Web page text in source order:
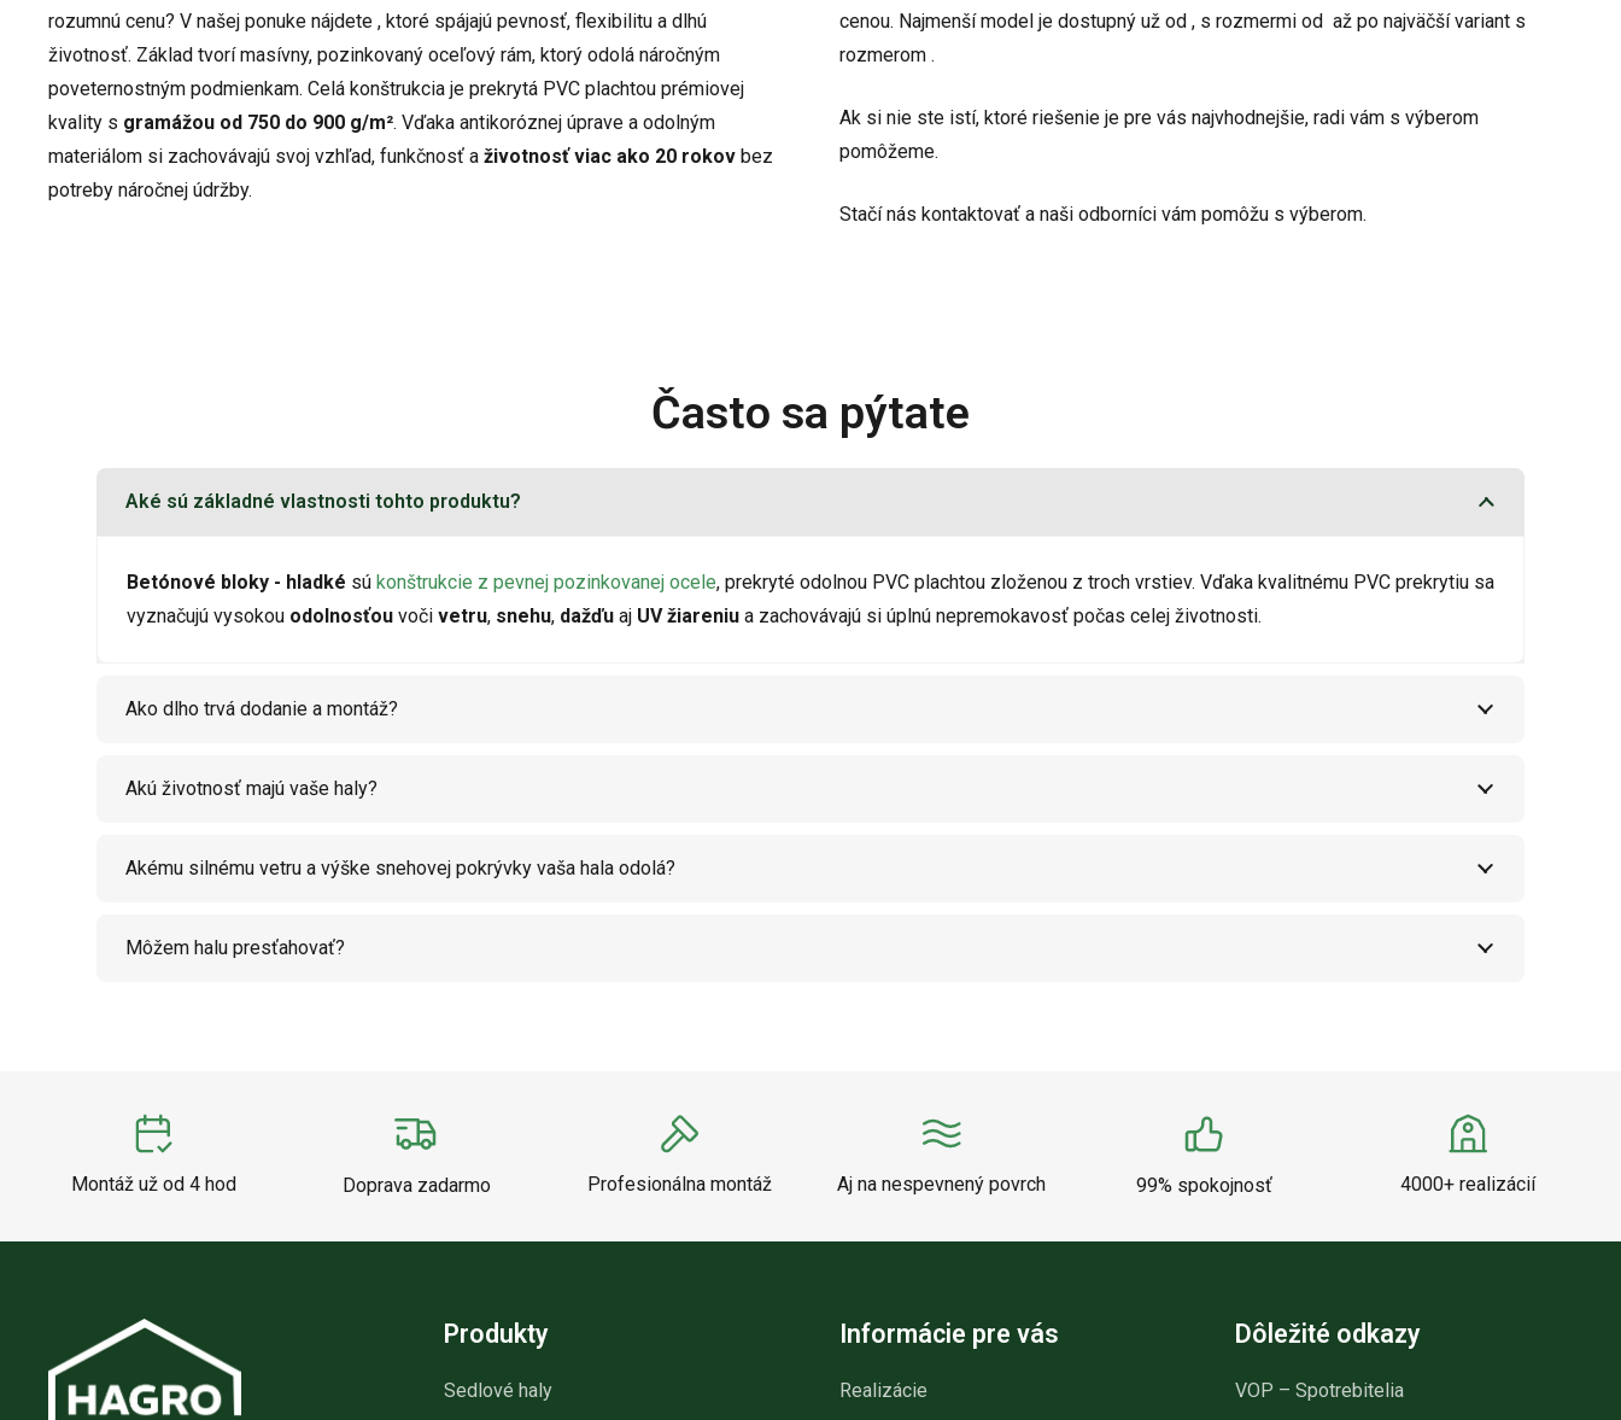
rozumnú cenu? V našej ponuke nájdete , ktoré spájajú pevnosť, flexibilitu a dlhú
životnosť. Základ tvorí masívny, pozinkovaný oceľový rám, ktorý odolá náročným
poveternostným podmienkam. Celá konštrukcia je prekrytá PVC plachtou prémiovej
kvality s gramážou od 750 do 900 g/m². Vďaka antikoróznej úprave a odolným
materiálom si zachovávajú svoj vzhľad, funkčnosť a životnosť viac ako 20 rokov bez
potreby náročnej údržby.
cenou. Najmenší model je dostupný už od , s rozmermi od až po najväčší variant s
rozmerom .
Ak si nie ste istí, ktoré riešenie je pre vás najvhodnejšie, radi vám s výberom
pomôžeme.
Stačí nás kontaktovať a naši odborníci vám pomôžu s výberom.
Často sa pýtate
Aké sú základné vlastnosti tohto produktu?
Betónové bloky - hladké sú konštrukcie z pevnej pozinkovanej ocele, prekryté odolnou PVC plachtou zloženou z troch vrstiev. Vďaka kvalitnému PVC prekrytiu sa
vyznačujú vysokou odolnosťou voči vetru, snehu, dažďu aj UV žiareniu a zachovávajú si úplnú nepremokavosť počas celej životnosti.
Ako dlho trvá dodanie a montáž?
Akú životnosť majú vaše haly?
Akému silnému vetru a výške snehovej pokrývky vaša hala odolá?
Môžem halu presťahovať?
Montáž už od 4 hod Doprava zadarmo Profesionálna montáž Aj na nespevnený povrch 99% spokojnosť 4000+ realizácií
Produkty
Sedlové haly
Informácie pre vás
Realizácie
Dôležité odkazy
VOP – Spotrebitelia